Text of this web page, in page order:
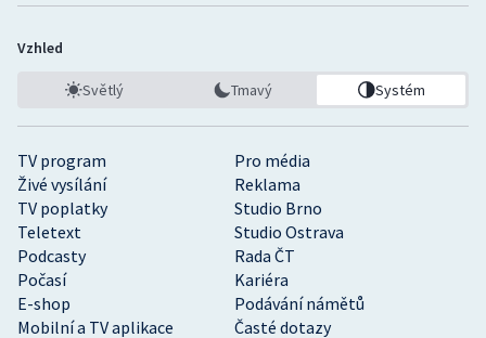
TV program
Pro média
Živé vysílání
Reklama
TV poplatky
Studio Brno
Teletext
Studio Ostrava
Podcasty
Rada ČT
Počasí
Kariéra
E-shop
Podávání námětů
Mobilní a TV aplikace
Časté dotazy
Vzhled
Světlý Tmavý Systém